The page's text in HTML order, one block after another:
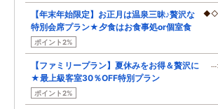
【年末年始限定】お正月は温泉三昧♪贅沢な
特別会席プラン★夕食はお食事処or個室食
ポイント2%
【ファミリープラン】夏休みをお得＆贅沢に
★最上級客室30％OFF特別プラン
ポイント2%
…